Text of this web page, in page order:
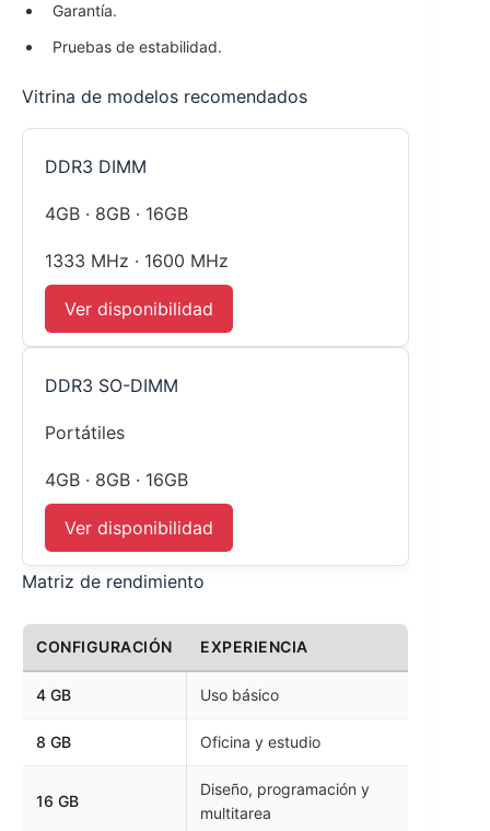
Garantía.
Pruebas de estabilidad.
Vitrina de modelos recomendados
DDR3 DIMM
4GB · 8GB · 16GB
1333 MHz · 1600 MHz
Ver disponibilidad
DDR3 SO-DIMM
Portátiles
4GB · 8GB · 16GB
Ver disponibilidad
Matriz de rendimiento
CONFIGURACIÓN EXPERIENCIA
4 GB Uso básico
8 GB Oficina y estudio
16 GB
Diseño, programación y
multitarea